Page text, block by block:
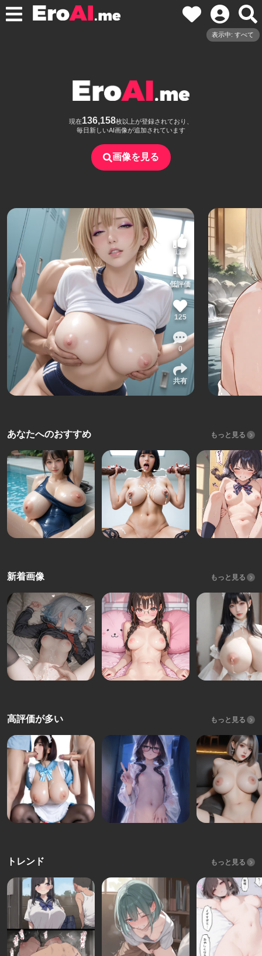
表示中: すべて
現在136,158枚以上が登録されており、
毎日新しいAI画像が追加されています
画像を見る
119
低評価
125
0
共有
あなたへのおすすめ もっと見る
新着画像 もっと見る
高評価が多い もっと見る
トレンド もっと見る